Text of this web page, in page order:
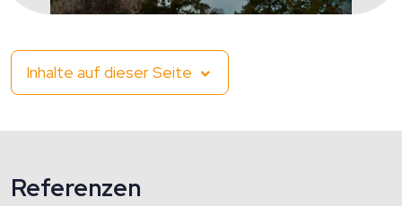
Inhalte auf dieser Seite
Referenzen